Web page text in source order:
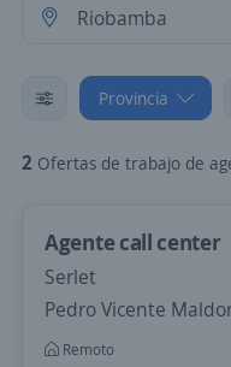
Provincia
2 Ofertas de trabajo de agente call center en
Agente call center
Serlet
Pedro Vicente
Remoto